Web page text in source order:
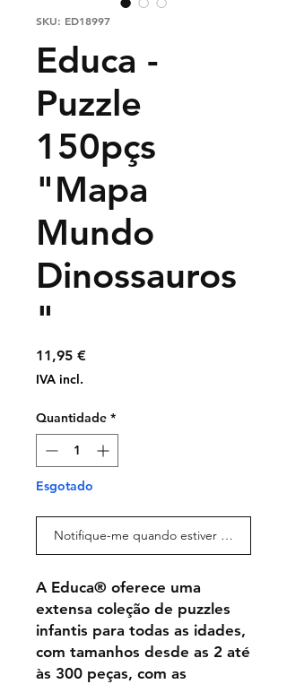
SKU: ED18997
Educa -
Puzzle
150pçs
"Mapa
Mundo
Dinossauros
"
11,95 €Preço
IVA incl.
Quantidade *
Esgotado
Notifique-me quando estiver disponível
A Educa® oferece uma
extensa coleção de puzzles
infantis para todas as idades,
com tamanhos desde as 2 até
às 300 peças, com as